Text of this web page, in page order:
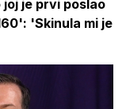
joj je prvi poslao
'Skinula mi je